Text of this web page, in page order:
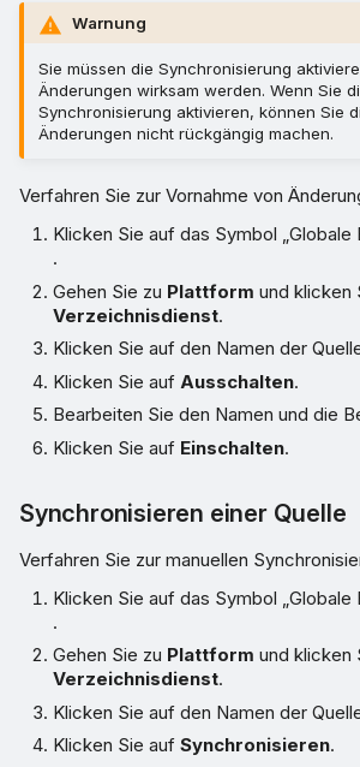
Warnung
Sie müssen die Synchronisierung
Änderungen wirksam werden. Wenn Sie
Synchronisierung aktivieren, können Sie
Änderungen nicht rückgängig machen.
Verfahren Sie zur Vornahme von
Klicken Sie auf das Symbol „Globale
.
Gehen Sie zu Plattform und klicken
Verzeichnisdienst.
Klicken Sie auf den Namen der
Klicken Sie auf Ausschalten.
Bearbeiten Sie den Namen und die
Klicken Sie auf Einschalten.
Synchronisieren einer Quelle
Verfahren Sie zur manuellen
Klicken Sie auf das Symbol „Globale
.
Gehen Sie zu Plattform und klicken
Verzeichnisdienst.
Klicken Sie auf den Namen der
Klicken Sie aufSynchronisieren.